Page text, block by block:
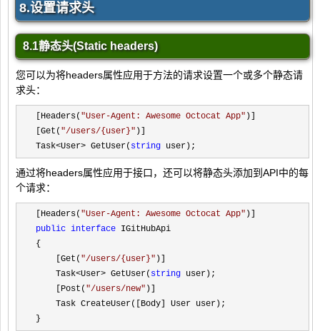
8.设置请求头
8.1静态头(Static headers)
您可以为将headers属性应用于方法的请求设置一个或多个静态请
求头：
[Headers( "User-Agent: Awesome Octocat App" )]
[Get( "/users/{user}" )]
Task<User> GetUser( string user);
通过将headers属性应用于接口，还可以将静态头添加到API中的每
个请求：
[Headers( "User-Agent: Awesome Octocat App"
public interface IGitHubApi
{
    [Get(
"/users/{user}" )]
    Task
<User> GetUser( string user);
    [Post(
"/users/new" )]
    Task CreateUser([Body] User user);
}